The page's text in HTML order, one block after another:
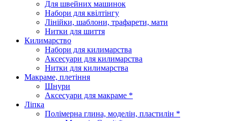
Для швейних машинок
Набори для квілтінгу
Лінійки, шаблони, трафарети, мати
Нитки для шиття
Килимарство
Набори для килимарства
Аксесуари для килимарства
Нитки для килимарства
Макраме, плетіння
Шнури
Аксесуари для макраме *
Ліпка
Полімерна глина, моделін, пластилін *